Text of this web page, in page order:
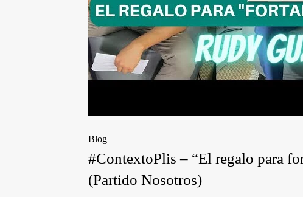
Blog
#ContextoPlis – “El regalo para
(Partido Nosotros)